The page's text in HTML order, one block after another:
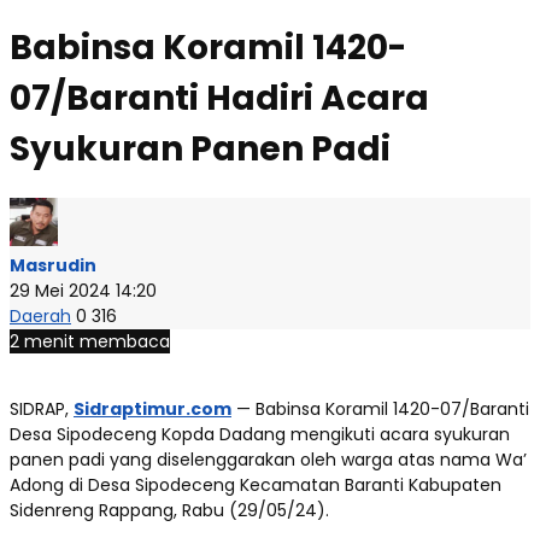
Babinsa Koramil 1420-
07/Baranti Hadiri Acara
Syukuran Panen Padi
Masrudin
29 Mei 2024 14:20
Daerah 0 316
2 menit membaca
SIDRAP, Sidraptimur.com — Babinsa Koramil 1420-07/Baranti
Desa Sipodeceng Kopda Dadang mengikuti acara syukuran
panen padi yang diselenggarakan oleh warga atas nama Wa’
Adong di Desa Sipodeceng Kecamatan Baranti Kabupaten
Sidenreng Rappang, Rabu (29/05/24).